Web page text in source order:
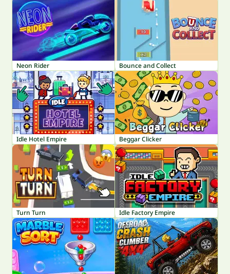
Neon Rider Bounce and Collect
Idle Hotel Empire Beggar Clicker
Turn Turn Idle Factory Empire